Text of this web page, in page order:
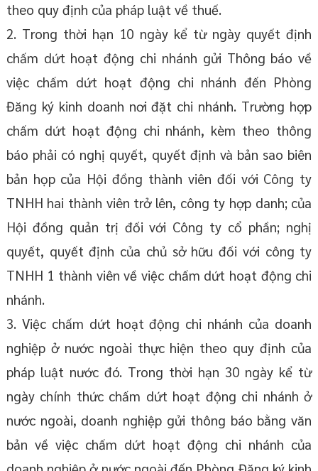
theo quy định của pháp luật về thuế.
2. Trong thời hạn 10 ngày kể từ ngày quyết định
chấm dứt hoạt động chi nhánh gửi Thông báo về
việc chấm dứt hoạt động chi nhánh đến Phòng
Đăng ký kinh doanh nơi đặt chi nhánh. Trường hợp
chấm dứt hoạt động chi nhánh, kèm theo thông
báo phải có nghị quyết, quyết định và bản sao biên
bản họp của Hội đồng thành viên đối với Công ty
TNHH hai thành viên trở lên, công ty hợp danh; của
Hội đồng quản trị đối với Công ty cổ phần; nghị
quyết, quyết định của chủ sở hữu đối với công ty
TNHH 1 thành viên về việc chấm dứt hoạt động chi
nhánh.
3. Việc chấm dứt hoạt động chi nhánh của doanh
nghiệp ở nước ngoài thực hiện theo quy định của
pháp luật nước đó. Trong thời hạn 30 ngày kể từ
ngày chính thức chấm dứt hoạt động chi nhánh ở
nước ngoài, doanh nghiệp gửi thông báo bằng văn
bản về việc chấm dứt hoạt động chi nhánh của